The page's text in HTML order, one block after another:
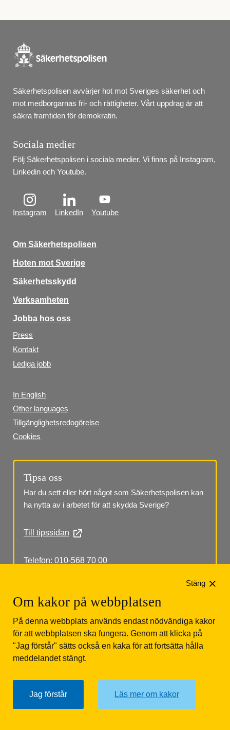
Säkerhetspolisen avvärjer hot mot Sveriges säkerhet och
mot medborgarnas fri- och rättigheter. Vårt uppdrag är att
säkra framtiden för demokratin.
Sociala medier
Följ Säkerhetspolisen i sociala medier. Vi finns på Instagram,
Linkedin och Youtube.
Instagram LinkedIn Youtube
Om Säkerhetspolisen
Hoten mot Sverige
Säkerhetsskydd
Verksamheten
Jobba hos oss
Press
Kontakt
Lediga jobb
In English
Other languages
Tillgänglighetsredogörelse
Cookies
Tipsa oss
Har du sett eller hört något som Säkerhetspolisen kan
ha nytta av i arbetet för att skydda Sverige?
Till tipssidan
Telefon: 010-568 70 00
Säkerhetspolisen
Tfn: 010-568 70 00
Om kakor på webbplatsen
På denna webbplats används endast nödvändiga kakor
för att webbplatsen ska fungera. Genom att klicka på
"Jag förstår" sätts också en kaka för att fortsätta hålla
meddelandet stängt.
Jag förstår Läs mer om kakor
Stäng